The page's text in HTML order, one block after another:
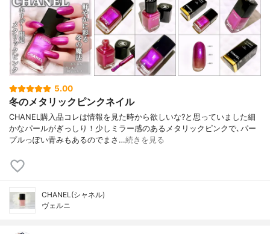
5.00
冬のメタリックピンクネイル
CHANEL購入品コレは情報を見た時から欲しいな?と思っていました細
かなパールがぎっしり！少しミラー感のあるメタリックピンクで､パー
プルっぽい青みもあるのでまさ…続きを見る
CHANEL(シャネル)
ヴェルニ